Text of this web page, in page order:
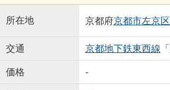
所在地 京都府京都市左京区
交通 京都地下鉄東西線 「
価格 -